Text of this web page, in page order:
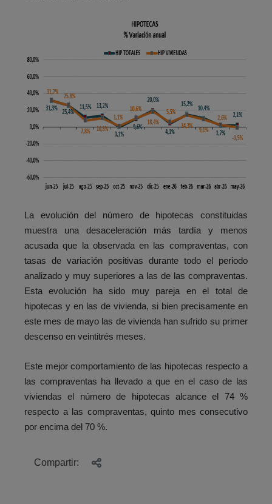
La evolución del número de hipotecas constituidas
muestra una desaceleración más tardía y menos
acusada que la observada en las compraventas, con
tasas de variación positivas durante todo el periodo
analizado y muy superiores a las de las compraventas.
Esta evolución ha sido muy pareja en el total de
hipotecas y en las de vivienda, si bien precisamente en
este mes de mayo las de vivienda han sufrido su primer
descenso en veintitrés meses.
Este mejor comportamiento de las hipotecas respecto a
las compraventas ha llevado a que en el caso de las
viviendas el número de hipotecas alcance el 74 %
respecto a las compraventas, quinto mes consecutivo
por encima del 70 %.
Compartir: